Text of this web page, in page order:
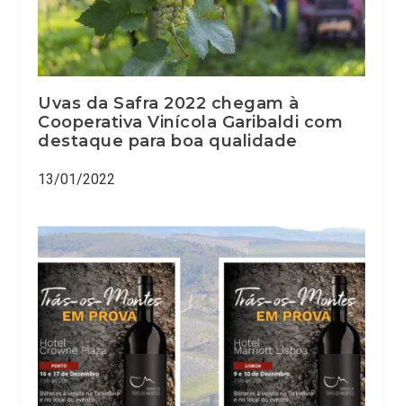
Uvas da Safra 2022 chegam à
Cooperativa Vinícola Garibaldi com
destaque para boa qualidade
13/01/2022